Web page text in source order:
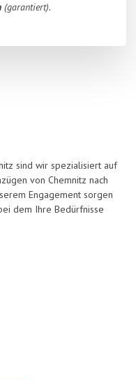
(garantiert).
sind wir spezialisiert auf
von Chemnitz nach
Engagement sorgen
dem Ihre Bedürfnisse